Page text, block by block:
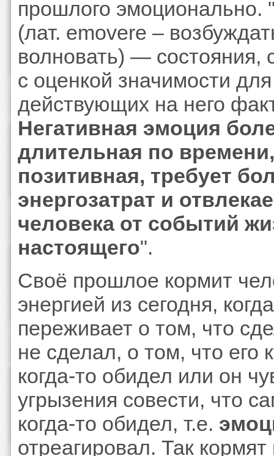
прошлого эмоционально.
(лат. emovere –
волновать) — состояния,
с оценкой значимости
действующих на него
Негативная эмоция
длительная по
позитивная, требует
энергозатрат и
человека от событий
настоящего".
Своё прошлое кормит
энергией из сегодня, когда
переживает о том, что
не сделал, о том, что его
когда-то обидел или он
угрызения совести, что
когда-то обидел, т.е.
отреагировал. Так